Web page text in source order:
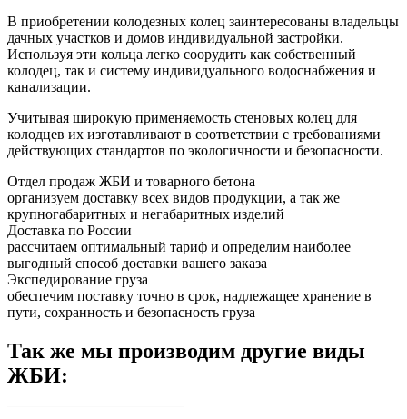
В приобретении колодезных колец заинтересованы владельцы
дачных участков и домов индивидуальной застройки.
Используя эти кольца легко соорудить как собственный
колодец, так и систему индивидуального водоснабжения и
канализации.
Учитывая широкую применяемость стеновых колец для
колодцев их изготавливают в соответствии с требованиями
действующих стандартов по экологичности и безопасности.
Отдел продаж ЖБИ и товарного бетона
организуем доставку всех видов продукции, а так же
крупногабаритных и негабаритных изделий
Доставка по России
рассчитаем оптимальный тариф и определим наиболее
выгодный способ доставки вашего заказа
Экспедирование груза
обеспечим поставку точно в срок, надлежащее хранение в
пути, сохранность и безопасность груза
Так же мы производим другие виды
ЖБИ: